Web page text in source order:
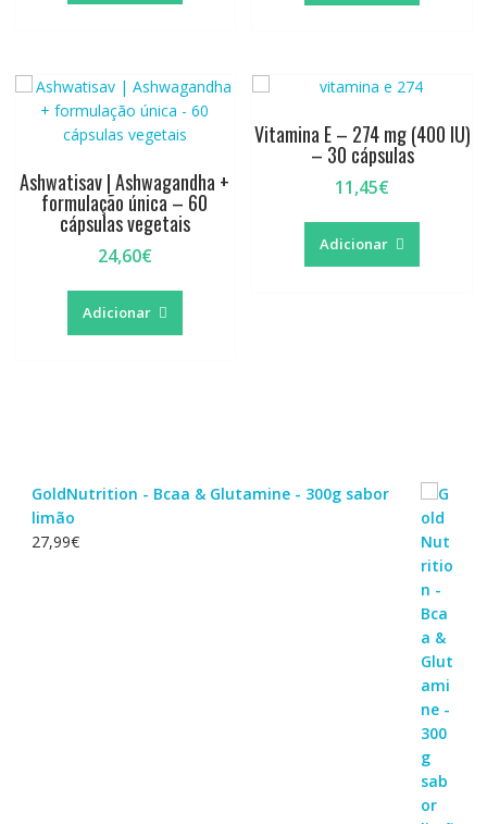
Ashwatisav | Ashwagandha +
formulação única – 60
cápsulas vegetais
24,60€
Adicionar
Vitamina E – 274 mg (400 IU)
– 30 cápsulas
11,45€
Adicionar
GoldNutrition - Bcaa & Glutamine - 300g sabor
limão
27,99€